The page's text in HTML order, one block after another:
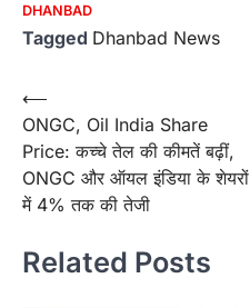
DHANBAD
Tagged Dhanbad News
Post
navigation
⟵
ONGC, Oil India Share
Price: कच्चे तेल की कीमतें बढ़ीं,
ONGC और ऑयल इंडिया के शेयरों
में 4% तक की तेजी
Related Posts